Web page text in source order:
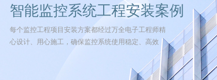
智能监控系统工程安装案例
每个监控工程项目安装方案都经过万全电子工程师精
心设计、用心施工，确保监控系统使用稳定、高效